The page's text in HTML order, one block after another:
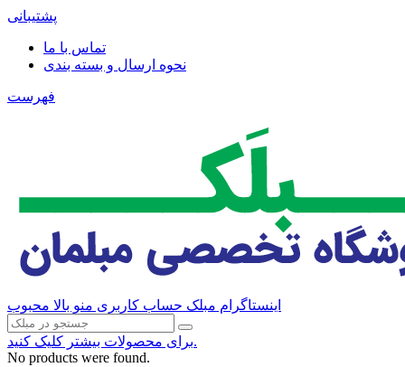
پشتیبانی
تماس با ما
نحوه ارسال و بسته بندی
فهرست
اینستاگرام مبلک حساب کاربری منو بالا محبوب
برای محصولات بیشتر کلیک کنید.
No products were found.